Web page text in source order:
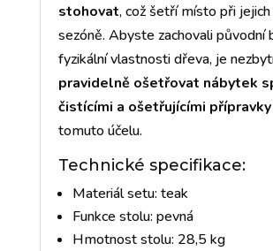
stohovat, což šetří místo při
sezóně. Abyste zachovali původní
fyzikální vlastnosti dřeva, je
pravidelně ošetřovat nábytek
čistícími a ošetřujícími přípravky
tomuto účelu.
Technické specifikace:
Materiál setu: teak
Funkce stolu: pevná
Hmotnost stolu: 28,5 kg